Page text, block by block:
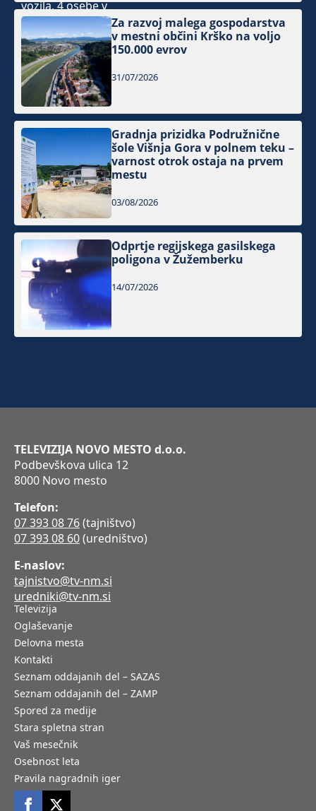
Za razvoj malega gospodarstva
v mestni občini Krško na voljo
150.000 evrov
31/07/2026
Gradnja prizidka Podružnične
šole Višnja Gora v polnem teku –
varnost otrok ostaja na prvem
mestu
03/08/2026
Odprtje regijskega gasilskega
poligona v Žužemberku
14/07/2026
TELEVIZIJA NOVO MESTO d.o.o.
Podbevškova ulica 12
8000 Novo mesto
Telefon:
07 393 08 76(tajništvo)
07 393 08 60(uredništvo)
E-naslov:
tajnistvo@tv-nm.si
uredniki@tv-nm.si
Televizija
Oglaševanje
Delovna mesta
Kontakti
Seznam oddajanih del – SAZAS
Seznam oddajanih del – ZAMP
Spored za medije
Stara spletna stran
Vaš mesečnik
Osebnost leta
Pravila nagradnih iger